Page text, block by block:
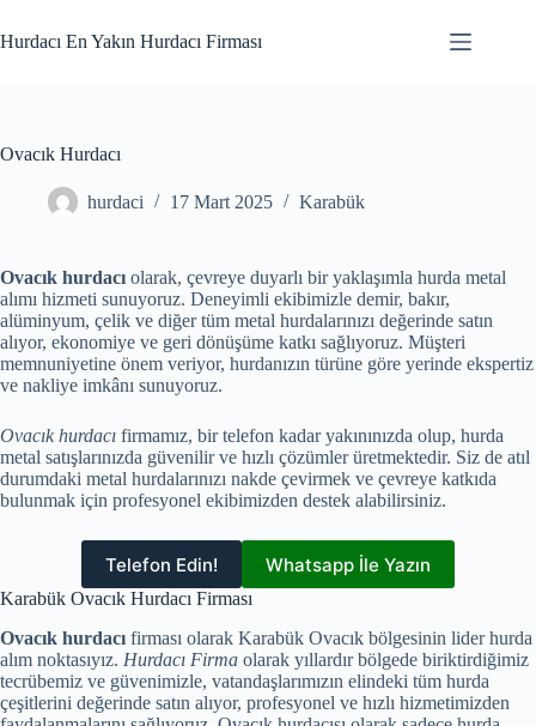
to
content
Hurdacı En Yakın Hurdacı Firması
Ovacık Hurdacı
hurdaci 17 Mart 2025 Karabük
Ovacık hurdacı olarak, çevreye duyarlı bir yaklaşımla hurda metal
alımı hizmeti sunuyoruz. Deneyimli ekibimizle demir, bakır,
alüminyum, çelik ve diğer tüm metal hurdalarınızı değerinde satın
alıyor, ekonomiye ve geri dönüşüme katkı sağlıyoruz. Müşteri
memnuniyetine önem veriyor, hurdanızın türüne göre yerinde ekspertiz
ve nakliye imkânı sunuyoruz.
Ovacık hurdacı firmamız, bir telefon kadar yakınınızda olup, hurda
metal satışlarınızda güvenilir ve hızlı çözümler üretmektedir. Siz de atıl
durumdaki metal hurdalarınızı nakde çevirmek ve çevreye katkıda
bulunmak için profesyonel ekibimizden destek alabilirsiniz.
Telefon Edin! Whatsapp İle Yazın
Karabük Ovacık Hurdacı Firması
Ovacık hurdacı firması olarak Karabük Ovacık bölgesinin lider hurda
alım noktasıyız. Hurdacı Firma olarak yıllardır bölgede biriktirdiğimiz
tecrübemiz ve güvenimizle, vatandaşlarımızın elindeki tüm hurda
çeşitlerini değerinde satın alıyor, profesyonel ve hızlı hizmetimizden